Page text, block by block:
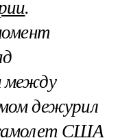
.
между
дежурил
США